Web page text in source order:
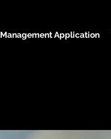
Management Application